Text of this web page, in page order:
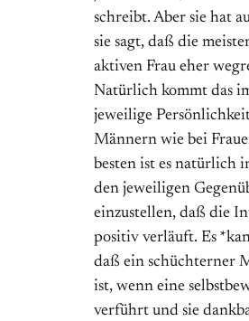
schreibt. Aber sie hat
sie sagt, daß die
aktiven Frau eher
Natürlich kommt das
jeweilige
Männern wie bei
besten ist es natürlich
den jeweiligen
einzustellen, daß die
positiv verläuft. Es
daß ein schüchterner
ist, wenn eine
verführt und sie